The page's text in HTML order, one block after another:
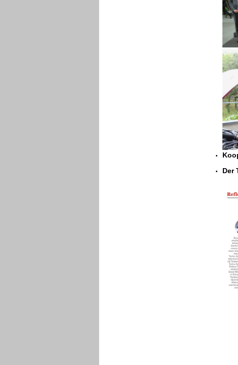
Der